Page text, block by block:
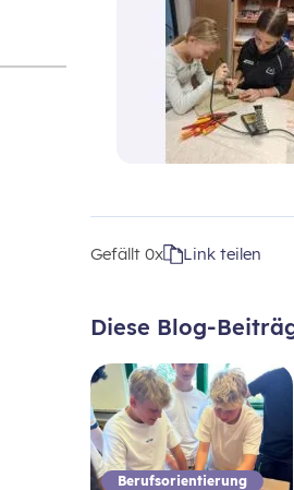
Gefällt0x Link teilen
Diese Blog-
Berufsorientierung